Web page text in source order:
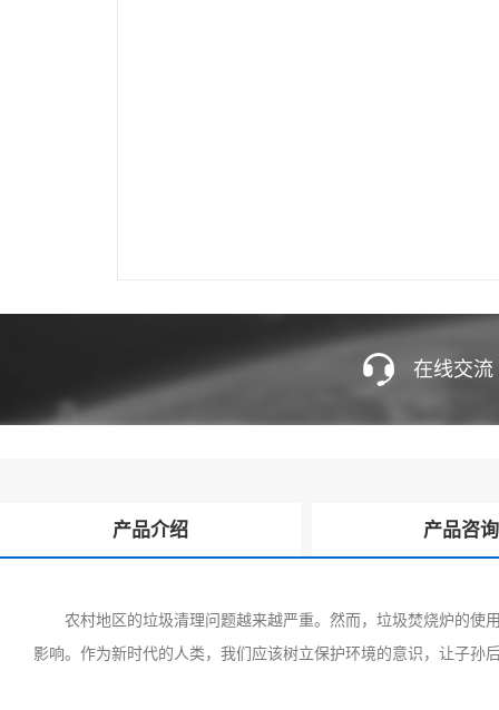
在线交流
产品介绍 产品咨询
农村地区的垃圾清理问题越来越严重。然而，垃圾焚烧炉的使
影响。作为新时代的人类，我们应该树立保护环境的意识，让子孙